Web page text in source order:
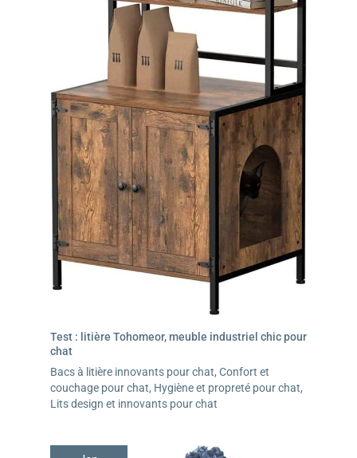
Test : litière Tohomeor, meuble industriel chic pour
chat
Bacs à litière innovants pour chat, Confort et
couchage pour chat, Hygiène et propreté pour chat,
Lits design et innovants pour chat